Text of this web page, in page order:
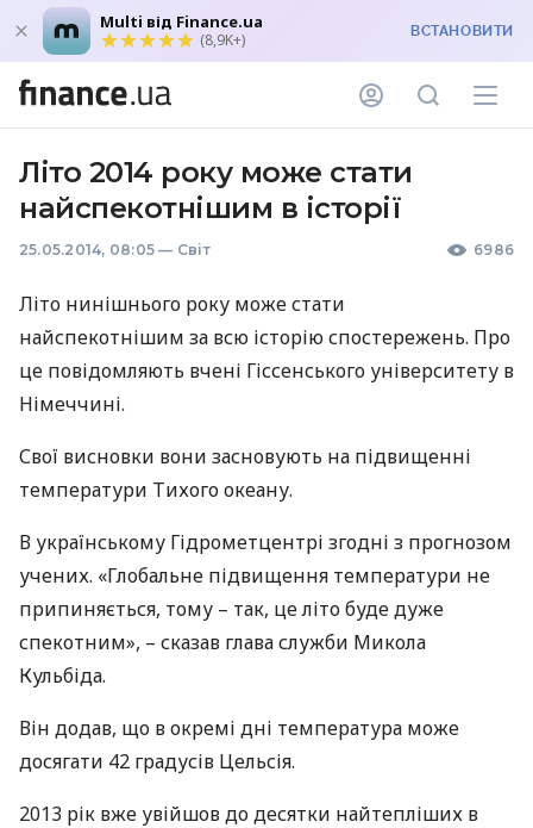
Multi від Finance.ua
(8,9K+) ВСТАНОВИТИ
Літо 2014 року може стати
найспекотнішим в історії
25.05.2014, 08:05 — Світ 6986
Літо нинішнього року може стати
найспекотнішим за всю історію спостережень. Про
це повідомляють вчені Гіссенського університету в
Німеччині.
Свої висновки вони засновують на підвищенні
температури Тихого океану.
В українському Гідрометцентрі згодні з прогнозом
учених. «Глобальне підвищення температури не
припиняється, тому – так, це літо буде дуже
спекотним», – сказав глава служби Микола
Кульбіда.
Він додав, що в окремі дні температура може
досягати 42 градусів Цельсія.
2013 рік вже увійшов до десятки найтепліших в